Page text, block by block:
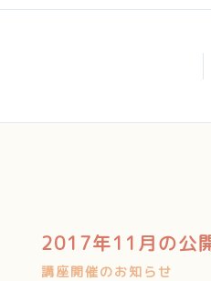
2017年11月の公
講座開催のお知らせ